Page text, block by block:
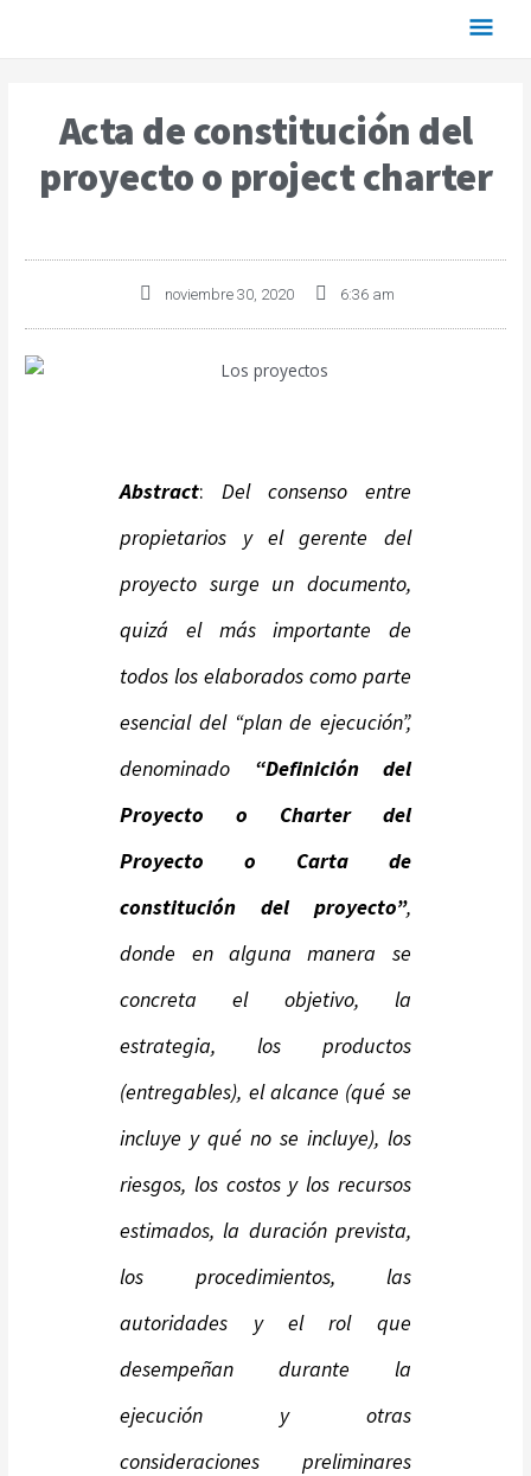
Acta de constitución del
proyecto o project charter
noviembre 30, 2020 6:36 am
Abstract:Del consenso entre
propietarios y el gerente del
proyecto surge un documento,
quizá el más importante de
todos los elaborados como parte
esencial del “plan de ejecución”,
denominado “Definición del
Proyecto o Charter del
Proyecto o Carta de
constitución del proyecto”,
donde en alguna manera se
concreta el objetivo, la
estrategia, los productos
(entregables), el alcance (qué se
incluye y qué no se incluye), los
riesgos, los costos y los recursos
estimados, la duración prevista,
los procedimientos, las
autoridades y el rol que
desempeñan durante la
ejecución y otras
consideraciones preliminares